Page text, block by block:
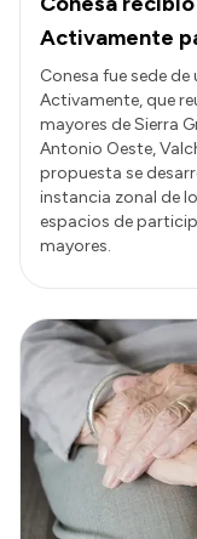
Activamente
Conesa fue sede
Activamente, que
mayores de Sierra
Antonio Oeste,
propuesta se
instancia zonal de
espacios de
mayores.